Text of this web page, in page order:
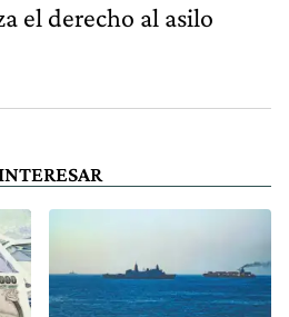
el derecho al asilo